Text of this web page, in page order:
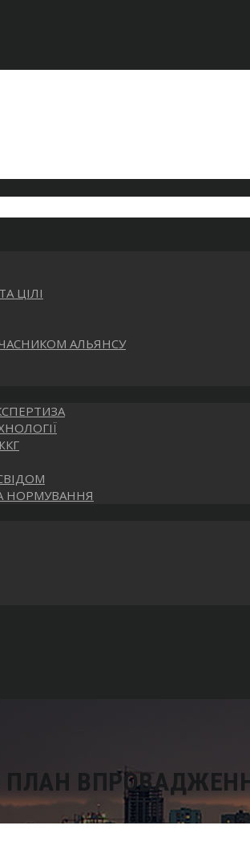
ЦІЛІ
АЛЬЯНСУ
НОРМУВАННЯ
ПЛАН